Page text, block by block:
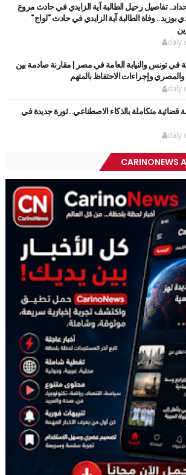
تفاصيل رحيل الطالبة آية الزايدي في حادث مروع
بوزيد.. وفاة الطالبة آية الزايدي في حادث "لواج"
daly
في تونس والنيابة العامة في مصر | مقارنة صادمة بين
والمصري وإجراءات الاحتفاظ بالمتهم
daly
متكاملة بالذكاء الاصطناعي.. ثورة جديدة في
daly